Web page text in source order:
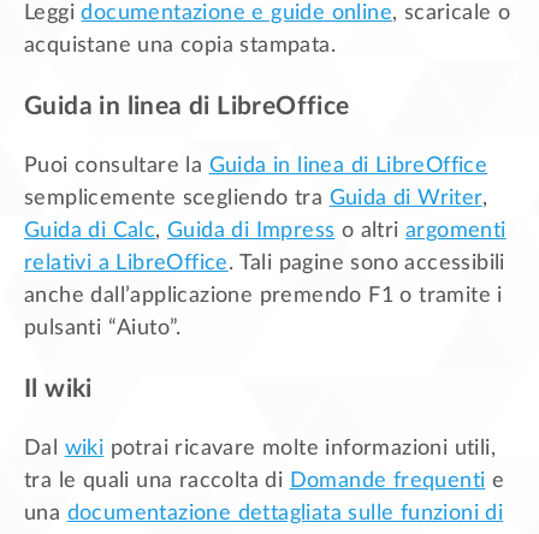
Leggidocumentazione e guide online, scaricale o
acquistane una copia stampata.
Guida in linea di LibreOffice
Puoi consultare la Guida in linea di LibreOffice
semplicemente scegliendo tra Guida di Writer,
Guida di Calc,Guida di Impress o altriargomenti
relativi a LibreOffice. Tali pagine sono accessibili
anche dall’applicazione premendo F1 o tramite i
pulsanti “Aiuto”.
Il wiki
Dal wiki potrai ricavare molte informazioni utili,
tra le quali una raccolta di Domande frequenti e
una documentazione dettagliata sulle funzioni di